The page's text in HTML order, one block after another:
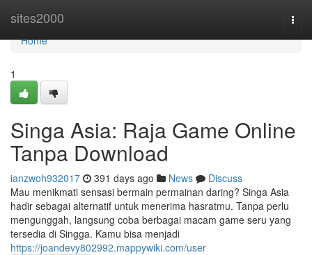
sites2000
Home
Home
1
Singa Asia: Raja Game Online
Tanpa Download
ianzwoh932017 391 days ago News
Discuss
Mau menikmati sensasi bermain permainan daring? Singa Asia
hadir sebagai alternatif untuk menerima hasratmu. Tanpa perlu
mengunggah, langsung coba berbagai macam game seru yang
tersedia di Singga. Kamu bisa menjadi
https://joandevy802992.mappywiki.com/user